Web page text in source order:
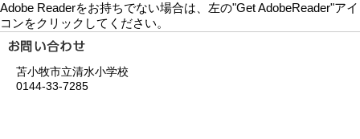
Adobe Readerをお持ちでない場合は、左の"Get AdobeReader"アイ
コンをクリックしてください。
苫小牧市立清水小学校
0144-33-7285